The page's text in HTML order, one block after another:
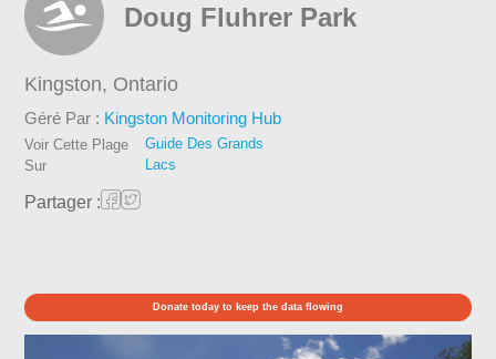
Doug Fluhrer Park
Kingston, Ontario
Géré Par : Kingston Monitoring Hub
Voir Cette Plage
Sur
Guide Des Grands
Lacs
Partager :
Donate today to keep the data flowing